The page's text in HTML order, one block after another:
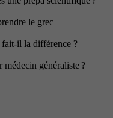
le grec
fait-il la différence ?
médecin généraliste ?